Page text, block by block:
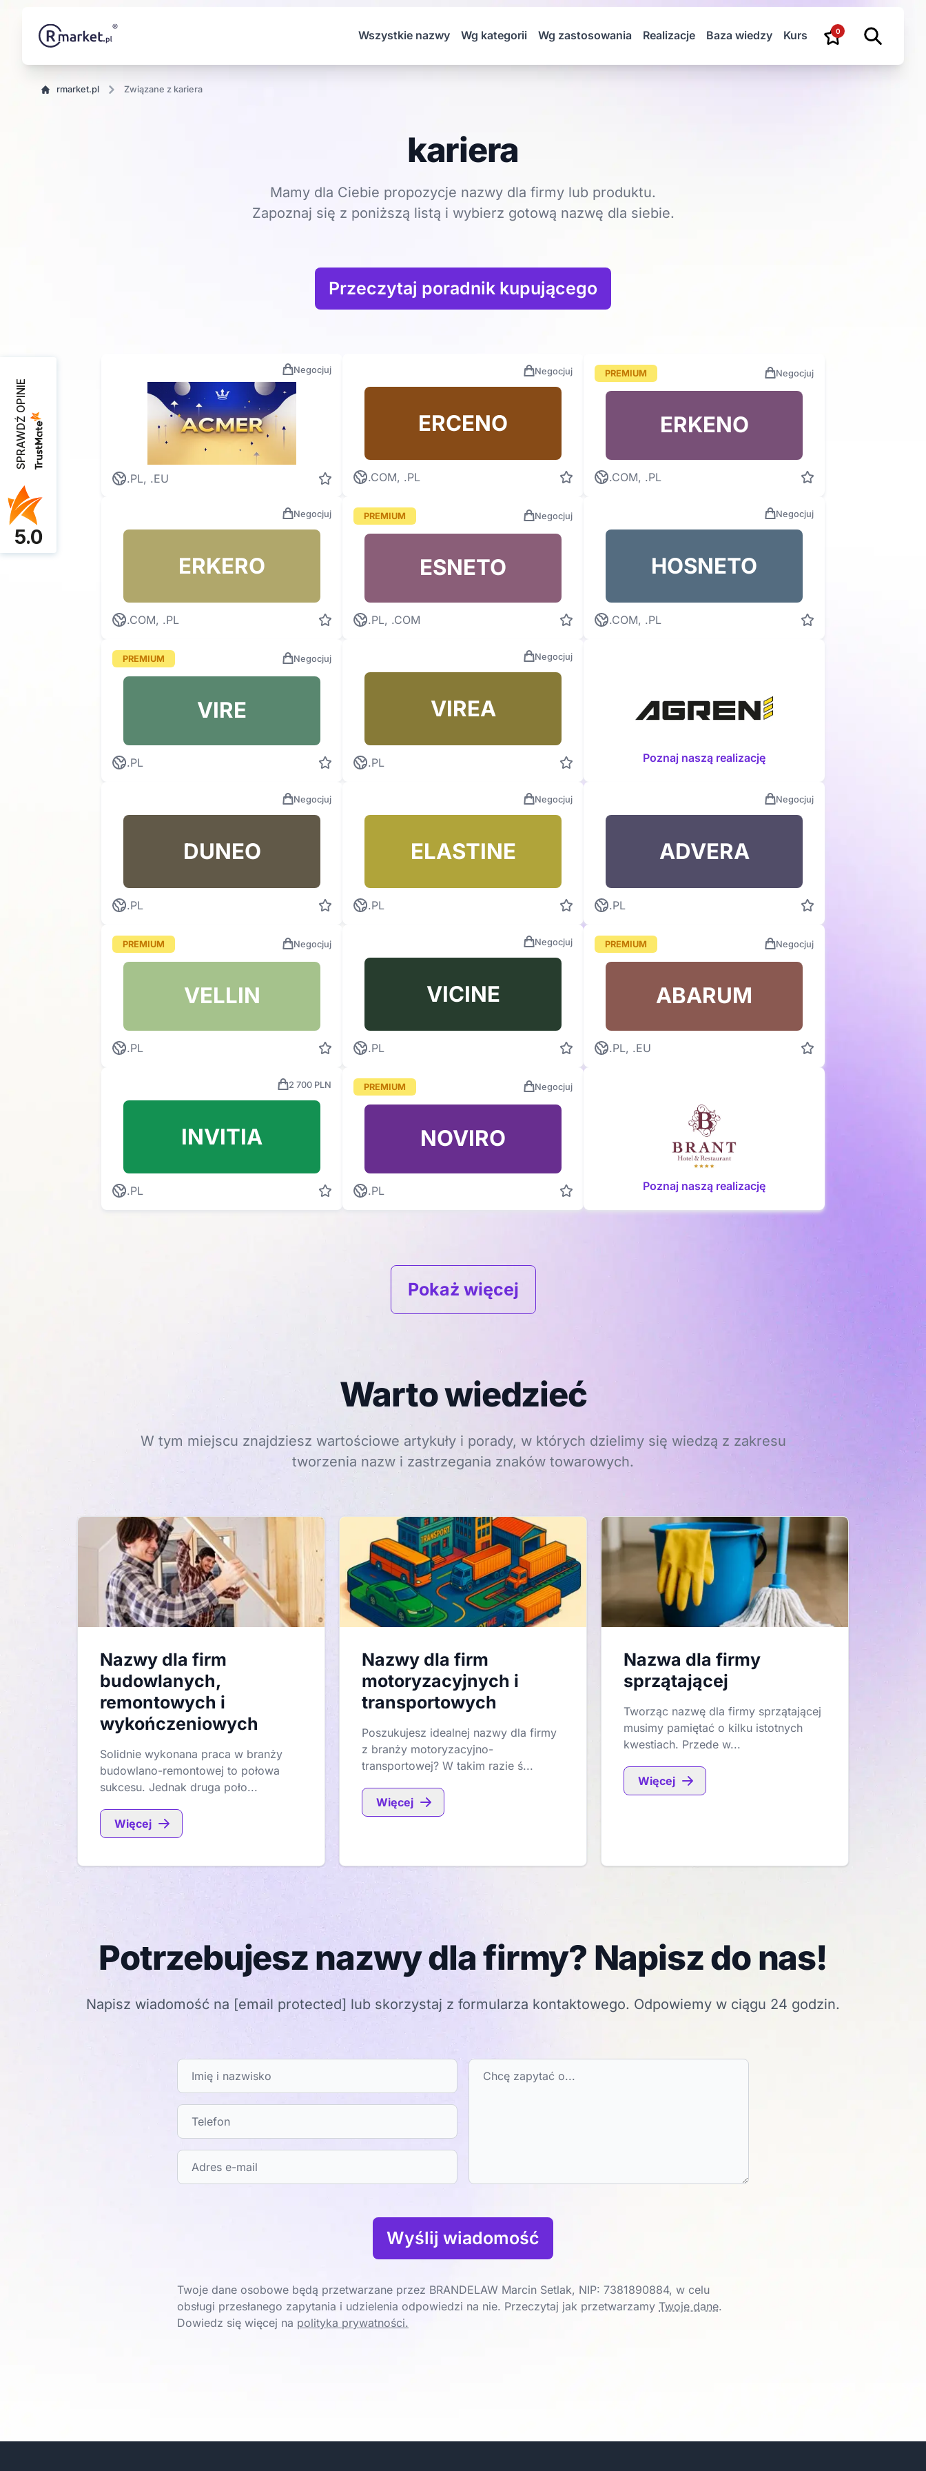
Wszystkie nazwy Wg kategorii Wg zastosowania Realizacje Baza wiedzy Kurs 0
rmarket.pl Związane z kariera
kariera
Mamy dla Ciebie propozycje nazwy dla firmy lub produktu.
Zapoznaj się z poniższą listą i wybierz gotową nazwę dla siebie.
Przeczytaj poradnik kupującego
Negocjuj
.PL, .EU
Negocjuj
ERCENO
.COM, .PL
PREMIUM Negocjuj
ERKENO
.COM, .PL
Negocjuj
ERKERO
.COM, .PL
PREMIUM Negocjuj
ESNETO
.PL, .COM
Negocjuj
HOSNETO
.COM, .PL
PREMIUM Negocjuj
VIRE
.PL
Negocjuj
VIREA
.PL Poznaj naszą realizację
Negocjuj
DUNEO
.PL
Negocjuj
ELASTINE
.PL
Negocjuj
ADVERA
.PL
PREMIUM Negocjuj
VELLIN
.PL
Negocjuj
VICINE
.PL
PREMIUM Negocjuj
ABARUM
.PL, .EU
2 700 PLN
INVITIA
.PL
PREMIUM Negocjuj
NOVIRO
.PL Poznaj naszą realizację
Pokaż więcej
Warto wiedzieć
W tym miejscu znajdziesz wartościowe artykuły i porady, w których dzielimy się wiedzą z zakresu
tworzenia nazw i zastrzegania znaków towarowych.
Nazwy dla firm
budowlanych,
remontowych i
wykończeniowych
Solidnie wykonana praca w branży
budowlano-remontowej to połowa
sukcesu. Jednak druga poło...
Więcej
Nazwy dla firm
motoryzacyjnych i
transportowych
Poszukujesz idealnej nazwy dla firmy
z branży motoryzacyjno-
transportowej? W takim razie ś...
Więcej
Nazwa dla firmy
sprzątającej
Tworząc nazwę dla firmy sprzątającej
musimy pamiętać o kilku istotnych
kwestiach. Przede w...
Więcej
Potrzebujesz nazwy dla firmy? Napisz do nas!
Napisz wiadomość na [email protected] lub skorzystaj z formularza kontaktowego. Odpowiemy w ciągu 24 godzin.
Wyślij wiadomość
Twoje dane osobowe będą przetwarzane przez BRANDELAW Marcin Setlak, NIP: 7381890884, w celu
obsługi przesłanego zapytania i udzielenia odpowiedzi na nie. Przeczytaj jak przetwarzamy Twoje dane.
Dowiedz się więcej na polityka prywatności.
SPRAWDŹ OPINIE
5.0